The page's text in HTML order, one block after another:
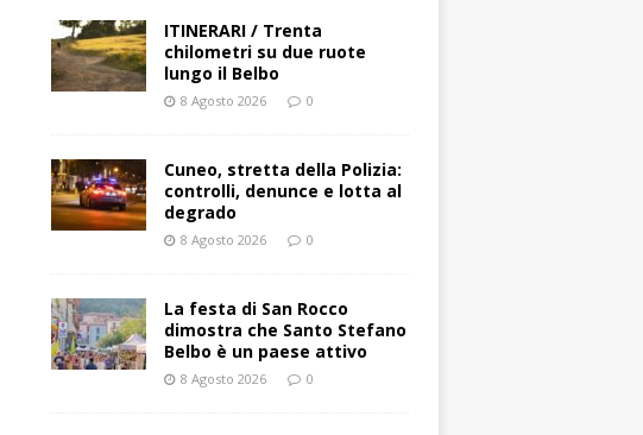
ITINERARI / Trenta
chilometri su due ruote
lungo il Belbo
8 Agosto 2026 0
Cuneo, stretta della Polizia:
controlli, denunce e lotta al
degrado
8 Agosto 2026 0
La festa di San Rocco
dimostra che Santo Stefano
Belbo è un paese attivo
8 Agosto 2026 0